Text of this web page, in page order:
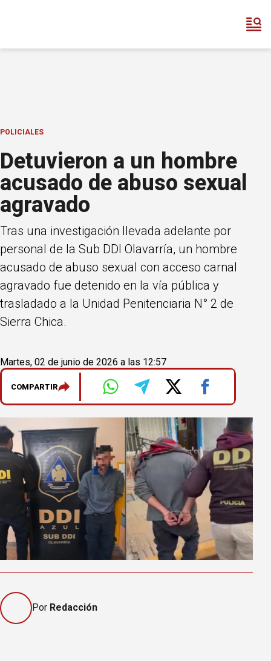
POLICIALES
Detuvieron a un hombre
acusado de abuso sexual
agravado
Tras una investigación llevada adelante por
personal de la Sub DDI Olavarría, un hombre
acusado de abuso sexual con acceso carnal
agravado fue detenido en la vía pública y
trasladado a la Unidad Penitenciaria N° 2 de
Sierra Chica.
Martes, 02 de junio de 2026 a las 12:57
COMPARTIR
Por Redacción